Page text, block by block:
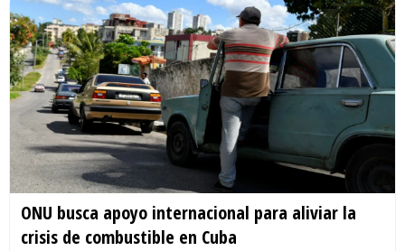
ONU busca apoyo internacional para aliviar la
crisis de combustible en Cuba